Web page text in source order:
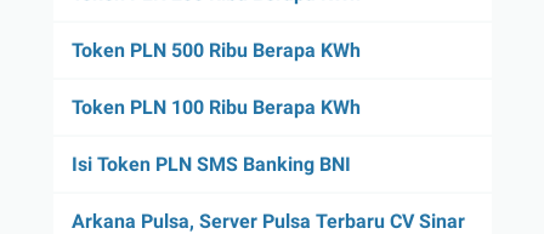
Token PLN 500 Ribu Berapa KWh
Token PLN 100 Ribu Berapa KWh
Isi Token PLN SMS Banking BNI
Arkana Pulsa, Server Pulsa Terbaru CV Sinar